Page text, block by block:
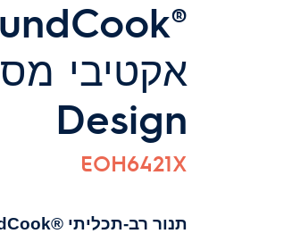
Design
EOH6421X
תנור רב-תכליתי ®SurroundCook